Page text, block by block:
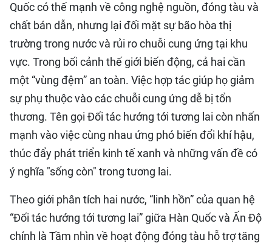
Quốc có thế mạnh về công nghệ nguồn, đóng tàu và
chất bán dẫn, nhưng lại đối mặt sự bão hòa thị
trường trong nước và rủi ro chuỗi cung ứng tại khu
vực. Trong bối cảnh thế giới biến động, cả hai cần
một “vùng đệm” an toàn. Việc hợp tác giúp họ giảm
sự phụ thuộc vào các chuỗi cung ứng dễ bị tổn
thương. Tên gọi Đối tác hướng tới tương lai còn nhấn
mạnh vào việc cùng nhau ứng phó biến đổi khí hậu,
thúc đẩy phát triển kinh tế xanh và những vấn đề có
ý nghĩa "sống còn" trong tương lai.
Theo giới phân tích hai nước, “linh hồn” của quan hệ
“Đối tác hướng tới tương lai” giữa Hàn Quốc và Ấn Độ
chính là Tầm nhìn về hoạt động đóng tàu hỗ trợ tăng